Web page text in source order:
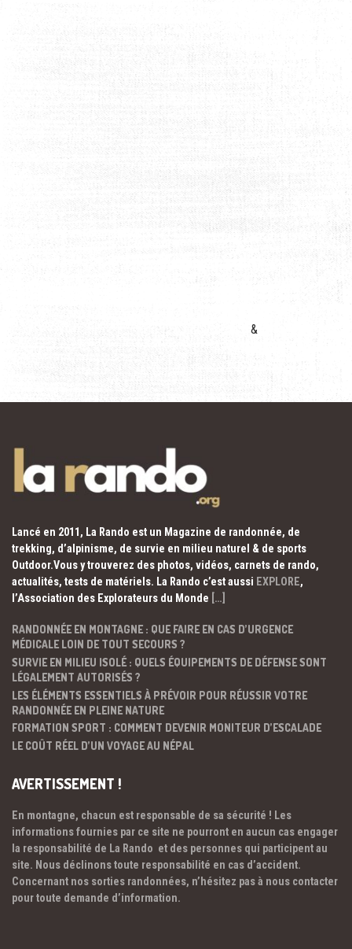
&
Lancé en 2011, La Rando est un Magazine de randonnée, de
trekking, d’alpinisme, de survie en milieu naturel & de sports
Outdoor.Vous y trouverez des photos, vidéos, carnets de rando,
actualités, tests de matériels. La Rando c’est aussi EXPLORE,
l’Association des Explorateurs du Monde […]
RANDONNÉE EN MONTAGNE : QUE FAIRE EN CAS D’URGENCE
MÉDICALE LOIN DE TOUT SECOURS ?
SURVIE EN MILIEU ISOLÉ : QUELS ÉQUIPEMENTS DE DÉFENSE SONT
LÉGALEMENT AUTORISÉS ?
LES ÉLÉMENTS ESSENTIELS À PRÉVOIR POUR RÉUSSIR VOTRE
RANDONNÉE EN PLEINE NATURE
FORMATION SPORT : COMMENT DEVENIR MONITEUR D’ESCALADE
LE COÛT RÉEL D’UN VOYAGE AU NÉPAL
AVERTISSEMENT !
En montagne, chacun est responsable de sa sécurité ! Les
informations fournies par ce site ne pourront en aucun cas engager
la responsabilité de La Rando et des personnes qui participent au
site. Nous déclinons toute responsabilité en cas d’accident.
Concernant nos sorties randonnées, n’hésitez pas à nous contacter
pour toute demande d’information.